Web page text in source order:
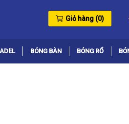
Giỏ hàng (0)
BÓNG BÀN BÓNG RỔ